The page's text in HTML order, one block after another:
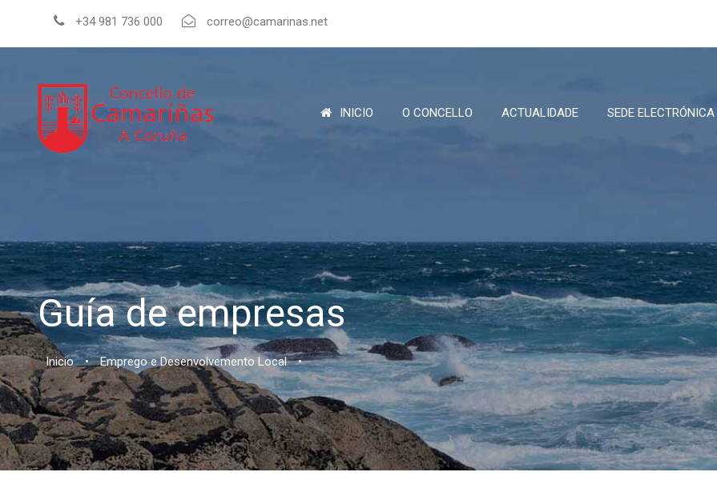
+34 981 736 000 correo@camarinas.net
INICIO O CONCELLO ACTUALIDADE SEDE ELECTRÓNICA
Guía de empresas
Inicio • Emprego e Desenvolvemento Local •